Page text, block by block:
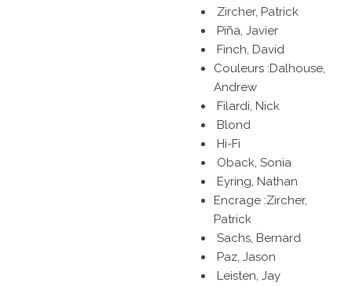
Zircher, Patrick
Piña, Javier
Finch, David
Couleurs :Dalhouse,
Andrew
Filardi, Nick
Blond
Hi-Fi
Oback, Sonia
Eyring, Nathan
Encrage :Zircher,
Patrick
Sachs, Bernard
Paz, Jason
Leisten, Jay